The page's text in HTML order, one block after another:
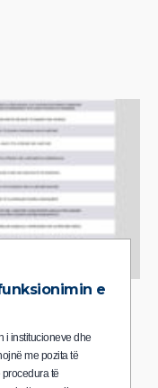
e
i institucioneve dhe
me pozita të
të